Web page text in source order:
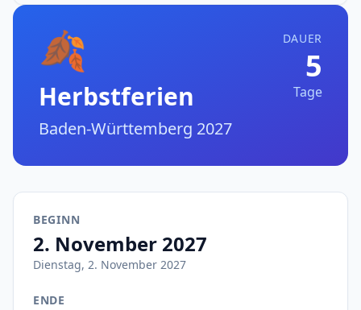
🍂
Herbstferien
Baden-Württemberg 2027
DAUER
5
Tage
BEGINN
2. November 2027
Dienstag, 2. November 2027
ENDE